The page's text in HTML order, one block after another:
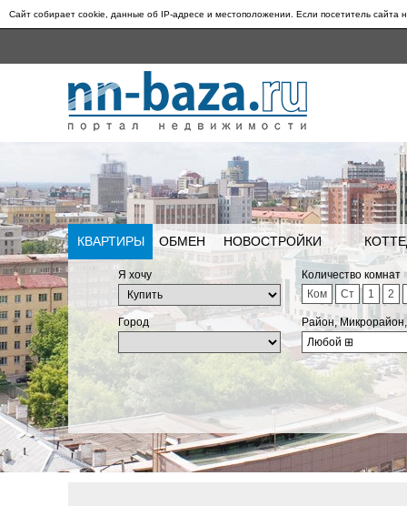
Сайт собирает cookie, данные об IP-адресе и местоположении. Если посетитель сайта
КВАРТИРЫ ОБМЕН НОВОСТРОЙКИ
Я хочу
Количество комнат
Ком
Ст 1 2
Город
Район,
Любой ⊞